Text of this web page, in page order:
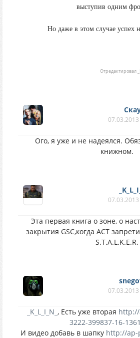
выступив одним
Но даже в этом случае успех
Отредактировал
Ого, я уже и не надеялся.
книжном.
Эта первая книга о зоне, о
закрытия GSC,когда АСТ
S.T.A.L.K.E.R.
_K_L_I_N_ , Есть уже вторая
3222-399837-16-
И видео добавь в шапку http://ap-